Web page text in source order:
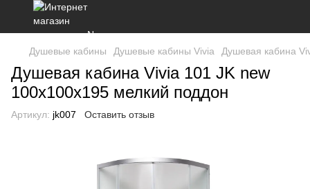
Душевые кабины Душевые кабины Vivia Душевая кабина
Душевая кабина Vivia 101 JK new
100x100x195 мелкий поддон
Артикул: jk007 Оставить отзыв